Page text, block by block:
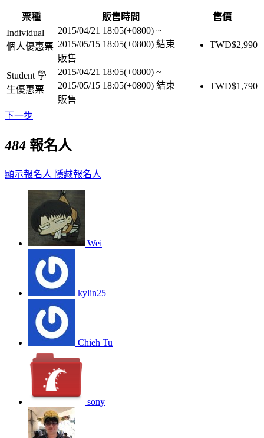
票種 販售時間
售價
Individual
個人優惠票
2015/04/21 18:05(+0800) ~
2015/05/15 18:05(+0800) 結束
販售
TWD$2,990
Student 學
生優惠票
2015/04/21 18:05(+0800) ~
2015/05/15 18:05(+0800) 結束
販售
TWD$1,790
下一步
484 報名人
顯示報名人 隱藏報名人
Wei
kylin25
Chieh Tu
sony